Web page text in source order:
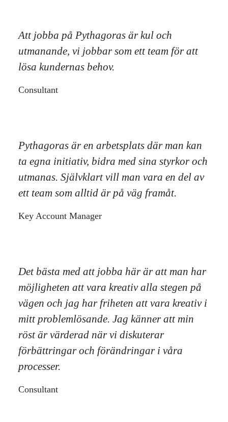
Att jobba på Pythagoras är kul och
utmanande, vi jobbar som ett team för att
lösa kundernas behov.
Consultant
Pythagoras är en arbetsplats där man kan
ta egna initiativ, bidra med sina styrkor och
utmanas. Självklart vill man vara en del av
ett team som alltid är på väg framåt.
Key Account Manager
Det bästa med att jobba här är att man har
möjligheten att vara kreativ alla stegen på
vägen och jag har friheten att vara kreativ i
mitt problemlösande. Jag känner att min
röst är värderad när vi diskuterar
förbättringar och förändringar i våra
processer.
Consultant